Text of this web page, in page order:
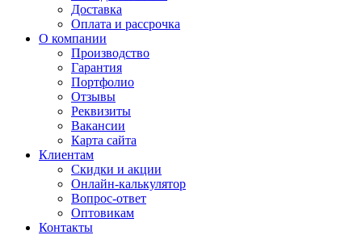
Доставка
Оплата и рассрочка
О компании
Производство
Гарантия
Портфолио
Отзывы
Реквизиты
Вакансии
Карта сайта
Клиентам
Скидки и акции
Онлайн-калькулятор
Вопрос-ответ
Оптовикам
Контакты